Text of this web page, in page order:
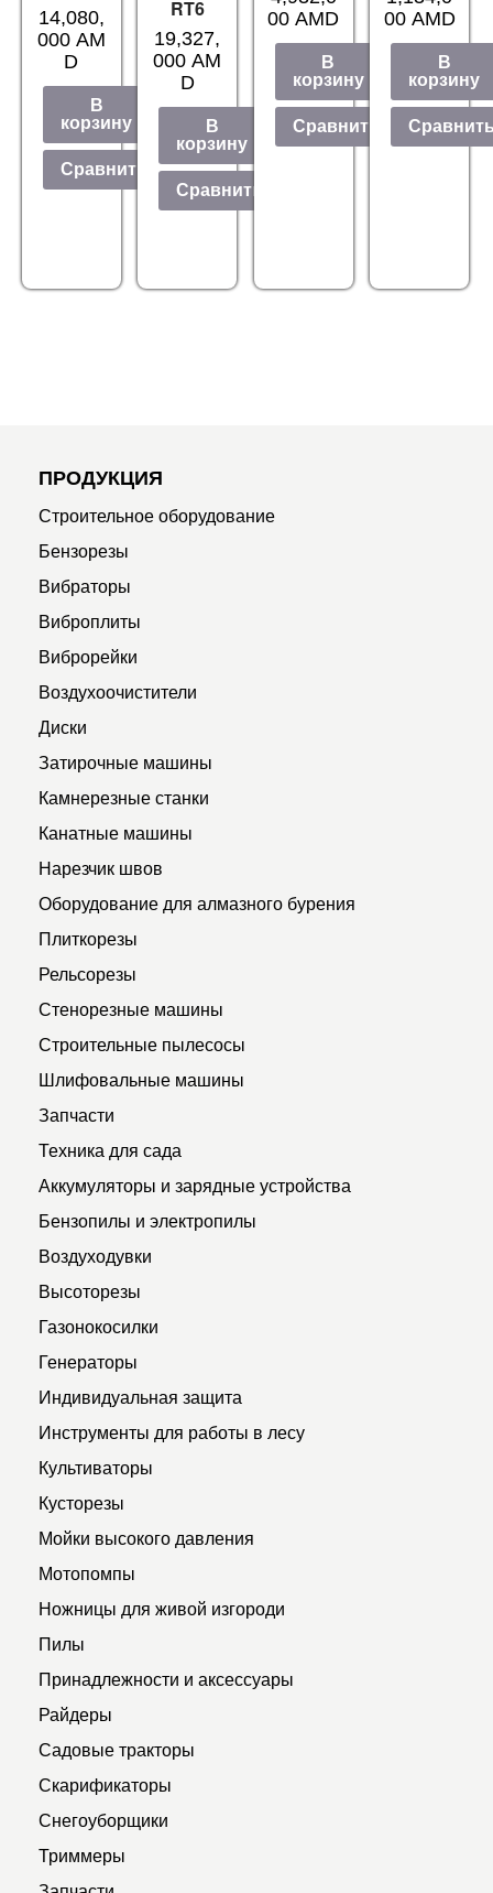
14,080,
000 AM
D
В
корзину
Сравнить
RT6
19,327,
000AM
D
В
корзину
Сравнить
00AMD
В
корзину
Сравнить
00 AMD
В
корзину
ПРОДУКЦИЯ
Строительное оборудование
Бензорезы
Вибраторы
Виброплиты
Виброрейки
Воздухоочистители
Диски
Затирочные машины
Камнерезные станки
Канатные машины
Нарезчик швов
Оборудование для алмазного бурения
Плиткорезы
Рельсорезы
Стенорезные машины
Строительные пылесосы
Шлифовальные машины
Запчасти
Техника для сада
Аккумуляторы и зарядные устройства
Бензопилы и электропилы
Воздуходувки
Высоторезы
Газонокосилки
Генераторы
Индивидуальная защита
Инструменты для работы в лесу
Культиваторы
Кусторезы
Мойки высокого давления
Мотопомпы
Ножницы для живой изгороди
Пилы
Принадлежности и аксессуары
Райдеры
Садовые тракторы
Скарификаторы
Снегоуборщики
Триммеры